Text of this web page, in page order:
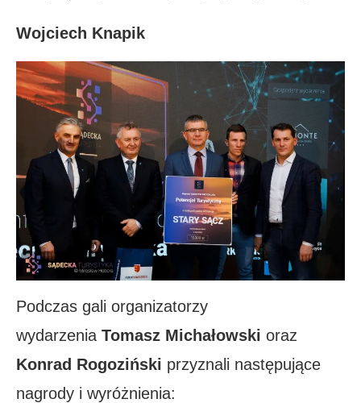
Wojciech Knapik
Podczas gali organizatorzy
wydarzenia Tomasz Michałowski oraz
Konrad Rogoziński przyznali następujące
nagrody i wyróżnienia: